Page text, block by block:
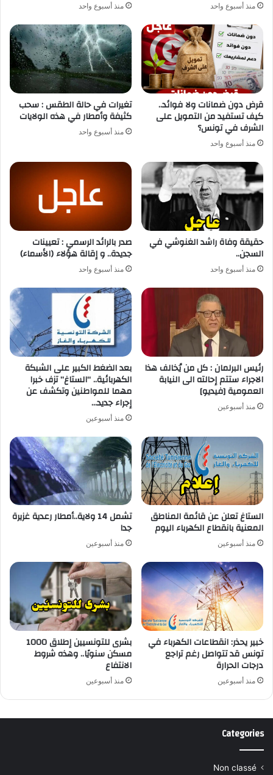
منذ أسبوع واحد منذ أسبوع واحد
قرض دون ضمانات ولا فوائد..
كيف تستفيد من التمويل على
الشرف في تونس؟
منذ أسبوع واحد
تغيرات في حالة الطقس : سحب
كثيفة وأمطار في هذه الولايات
منذ أسبوع واحد
حقيقة وفاة راشد الغنوشي في
السجن..
منذ أسبوع واحد
صدر بالرائد الرسمي : تعيينات
جديدة.. و إقالة هؤلاء (الأسماء)
منذ أسبوع واحد
رئيس البرلمان : كل من يُخالف هذا
الاجراء ستتم إحالته الى النيابة
العمومية [فيديو]
منذ أسبوعين
بعد الضغط الكبير على الشبكة
الكهربائية.. “الستاغ” تزف خبرا
مهما للمواطنين وتكشف عن
إجراء جديد…
منذ أسبوعين
الستاغ تعلن عن قائمة المناطق
المعنية بانقطاع الكهرباء اليوم
منذ أسبوعين
تشمل 14 ولاية..أمطار رعدية غزيرة
جدا
منذ أسبوعين
خبير يحذر: انقطاعات الكهرباء في
تونس قد تتواصل رغم تراجع
درجات الحرارة
منذ أسبوعين
بشرى للتونسيين إطلاق 1000
مسكن سنويًا.. وهذه شروط
الانتفاع
منذ أسبوعين
Categories
Non classé